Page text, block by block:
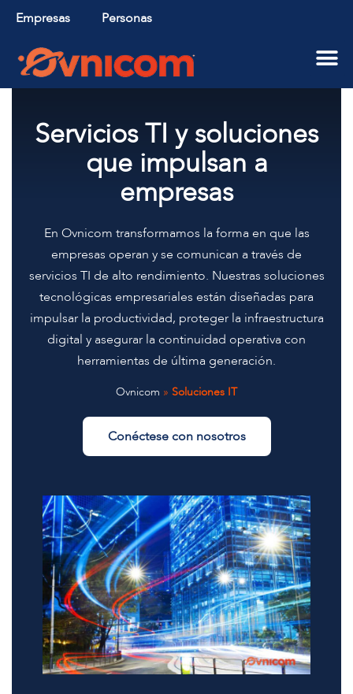
Empresas Personas
Servicios TI y soluciones
que impulsan a
empresas
En Ovnicom transformamos la forma en que las
empresas operan y se comunican a través de
servicios TI de alto rendimiento. Nuestras soluciones
tecnológicas empresariales están diseñadas para
impulsar la productividad, proteger la infraestructura
digital y asegurar la continuidad operativa con
herramientas de última generación.
Ovnicom » Soluciones IT
Conéctese con nosotros